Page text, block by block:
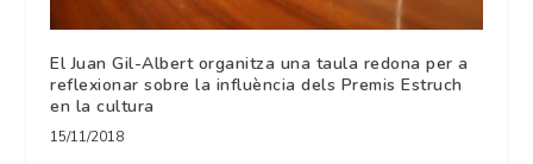
El Juan Gil-Albert organitza una taula redona per a
reflexionar sobre la influència dels Premis Estruch
en la cultura
15/11/2018